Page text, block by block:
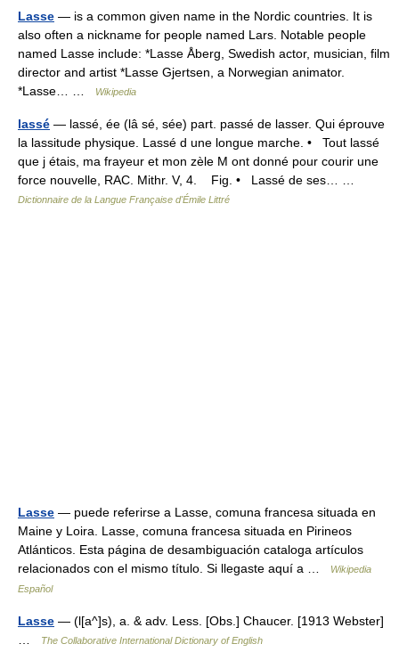
Lasse — is a common given name in the Nordic countries. It is
also often a nickname for people named Lars. Notable people
named Lasse include: *Lasse Åberg, Swedish actor, musician, film
director and artist *Lasse Gjertsen, a Norwegian animator.
*Lasse… …
Wikipedia
lassé — lassé, ée (lâ sé, sée) part. passé de lasser. Qui éprouve
la lassitude physique. Lassé d une longue marche. • Tout lassé
que j étais, ma frayeur et mon zèle M ont donné pour courir une
force nouvelle, RAC. Mithr. V, 4. Fig. • Lassé de ses… …
Dictionnaire de la Langue Française d'Émile Littré
Lasse — puede referirse a Lasse, comuna francesa situada en
Maine y Loira. Lasse, comuna francesa situada en Pirineos
Atlánticos. Esta página de desambiguación cataloga artículos
relacionados con el mismo título. Si llegaste aquí a …
Wikipedia
Español
Lasse — (l[a^]s), a. & adv. Less. [Obs.] Chaucer. [1913 Webster]
The Collaborative International Dictionary of English